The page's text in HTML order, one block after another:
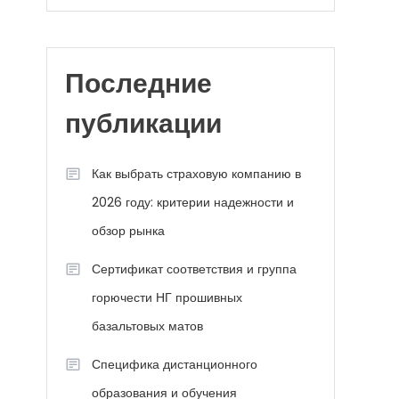
Последние
публикации
Как выбрать страховую компанию в
2026 году: критерии надежности и
обзор рынка
Сертификат соответствия и группа
горючести НГ прошивных
базальтовых матов
Специфика дистанционного
образования и обучения